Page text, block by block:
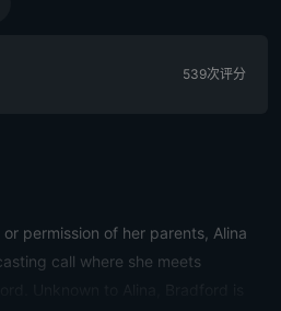
539次评分
permission of her parents, Alina
call where she meets